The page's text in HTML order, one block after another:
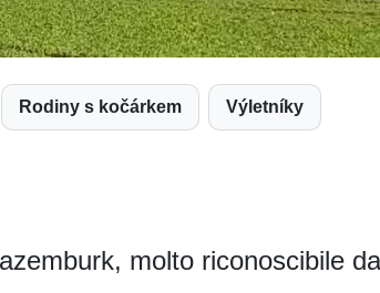
Rodiny s kočárkem Výletníky
molto riconoscibile